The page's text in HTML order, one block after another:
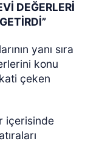
DEĞERLERİ
yanı sıra
konu
çeken
içerisinde